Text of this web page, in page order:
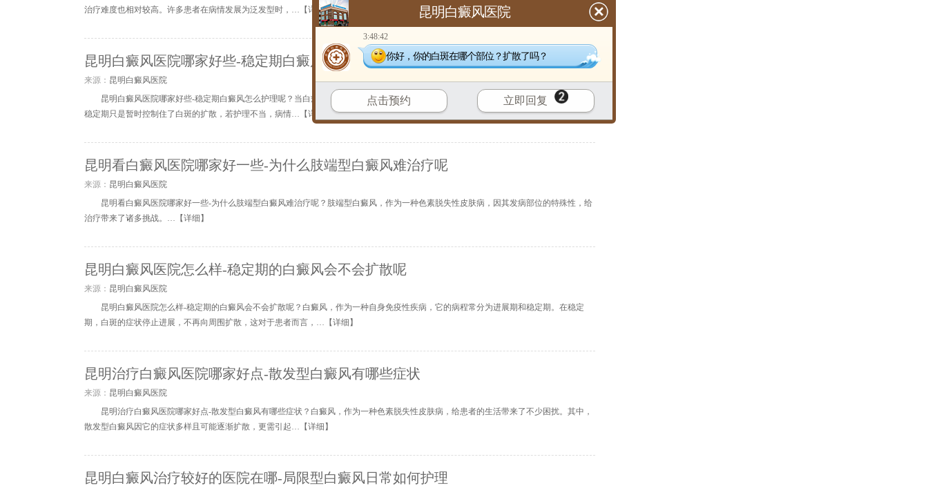
治疗难度也相对较高。许多患者在病情发展为泛发型时，…【详细】
昆明白癜风医院哪家好些-稳定期白癜风怎么护理呢
来源： 昆明白癜风医院
昆明白癜风医院哪家好些-稳定期白癜风怎么护理呢？当白癜风病情进入稳定期，患者往往松了一口气，但这并不意味着可以放松警惕。
稳定期只是暂时控制住了白斑的扩散，若护理不当，病情…【详细
昆明看白癜风医院哪家好一些-为什么肢端型白癜风难治疗呢
来源： 昆明白癜风医院
昆明看白癜风医院哪家好一些-为什么肢端型白癜风难治疗呢？肢端型白癜风，作为一种色素脱失性皮肤病，因其发病部位的特殊性，给
治疗带来了诸多挑战。…【详细 】
昆明白癜风医院怎么样-稳定期的白癜风会不会扩散呢
来源： 昆明白癜风医院
昆明白癜风医院怎么样-稳定期的白癜风会不会扩散呢？白癜风，作为一种自身免疫性疾病，它的病程常分为进展期和稳定期。在稳定
期，白斑的症状停止进展，不再向周围扩散，这对于患者而言，…【详细 】
昆明治疗白癜风医院哪家好点-散发型白癜风有哪些症状
来源： 昆明白癜风医院
昆明治疗白癜风医院哪家好点-散发型白癜风有哪些症状？白癜风，作为一种色素脱失性皮肤病，给患者的生活带来了不少困扰。其中，
散发型白癜风因它的症状多样且可能逐渐扩散，更需引起…【详细 】
昆明白癜风治疗较好的医院在哪-局限型白癜风日常如何护理
昆明白癜风医院
3:48:42
你好，你的白斑在哪个部位？扩散了吗？
点击预约 立即回复